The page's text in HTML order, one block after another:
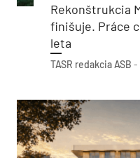
Rekonštrukcia
finišuje. Práce
leta
TASR redakcia ASB -